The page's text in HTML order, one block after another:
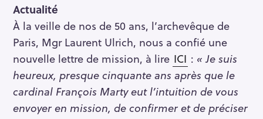
Actualité
À la veille de nos de 50 ans, l’archevêque de
Paris, Mgr Laurent Ulrich, nous a confié une
nouvelle lettre de mission, à lire ICI : « Je suis
heureux, presque cinquante ans après que le
cardinal François Marty eut l’intuition de vous
envoyer en mission, de confirmer et de préciser